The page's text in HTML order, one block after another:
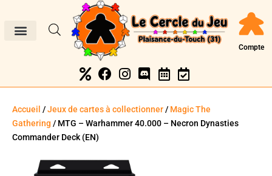
Compte
Accueil /Jeux de cartes à collectionner/ Magic The
Gathering / MTG – Warhammer 40.000 – Necron Dynasties
Commander Deck (EN)